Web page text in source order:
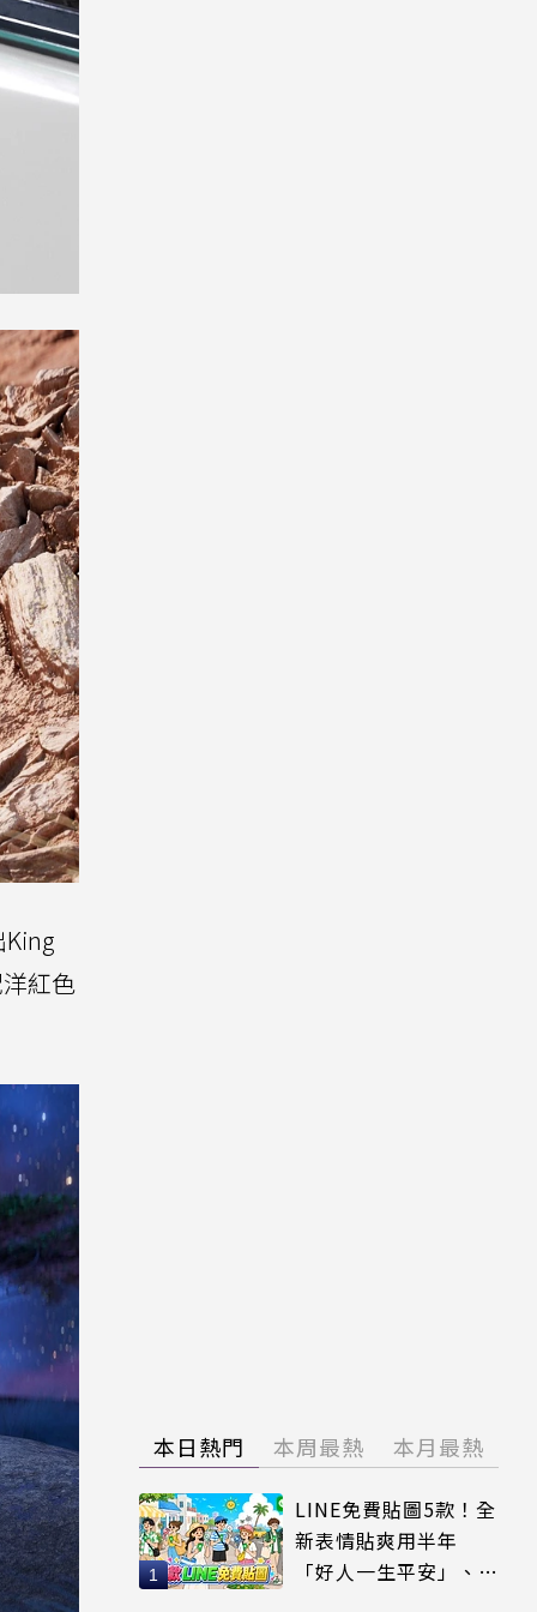
紅色
本日熱門 本周最熱 本月最熱
LINE免費貼圖5款！全
新表情貼爽用半年
「好人一生平安」、